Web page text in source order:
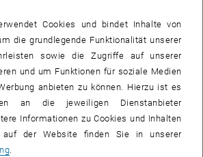
Bild
1/4 Bilder
2024 hat noch nicht einmal
in Wien mehr Hitzetage und tropische
"Sommer wie damals".
Cookies und bindet Inhalte von
die grundlegende Funktionalität unserer
sowie die Zugriffe auf unserer
und um Funktionen für soziale Medien
anbieten zu können. Hierzu ist es
an die jeweiligen Dienstanbieter
Informationen zu Cookies und Inhalten
auf der Website finden Sie in unserer